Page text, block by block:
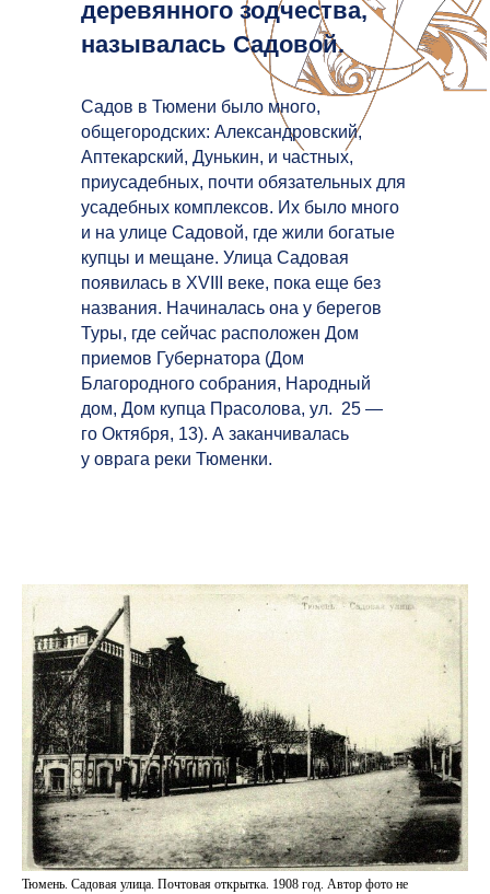
Садов в Тюмени было много,
общегородских: Александровский,
Аптекарский, Дунькин, и частных,
приусадебных, почти обязательных для
усадебных комплексов. Их было много
и на улице Садовой, где жили богатые
купцы и мещане. Улица Садовая
появилась в XVIII веке, пока еще без
названия. Начиналась она у берегов
Туры, где сейчас расположен Дом
приемов Губернатора (Дом
Благородного собрания, Народный
дом, Дом купца Прасолова, ул. 25 —
го Октября, 13). А заканчивалась
у оврага реки Тюменки.
деревянного зодчества,
называлась Садовой.
Тюмень. Садовая улица. Почтовая открытка. 1908 год. Автор фото не